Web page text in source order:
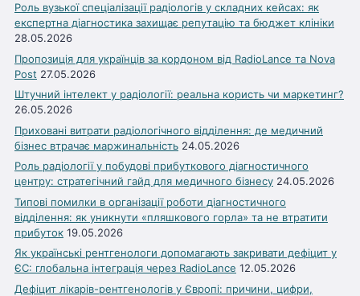
Роль вузької спеціалізації радіологів у складних кейсах: як
експертна діагностика захищає репутацію та бюджет клініки
28.05.2026
Пропозиція для українців за кордоном від RadioLance та Nova
Post 27.05.2026
Штучний інтелект у радіології: реальна користь чи маркетинг?
26.05.2026
Приховані витрати радіологічного відділення: де медичний
бізнес втрачає маржинальність 24.05.2026
Роль радіології у побудові прибуткового діагностичного
центру: стратегічний гайд для медичного бізнесу 24.05.2026
Типові помилки в організації роботи діагностичного
відділення: як уникнути «пляшкового горла» та не втратити
прибуток 19.05.2026
Як українські рентгенологи допомагають закривати дефіцит у
ЄС: глобальна інтеграція через RadioLance 12.05.2026
Дефіцит лікарів-рентгенологів у Європі: причини, цифри,